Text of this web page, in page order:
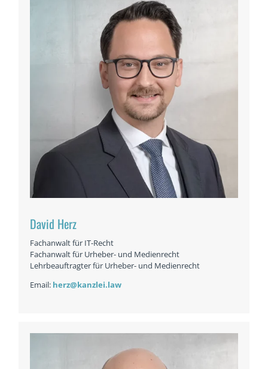
David Herz
Fachanwalt für IT-Recht
Fachanwalt für Urheber- und Medienrecht
Lehrbeauftragter für Urheber- und Medienrecht
Email: herz@kanzlei.law